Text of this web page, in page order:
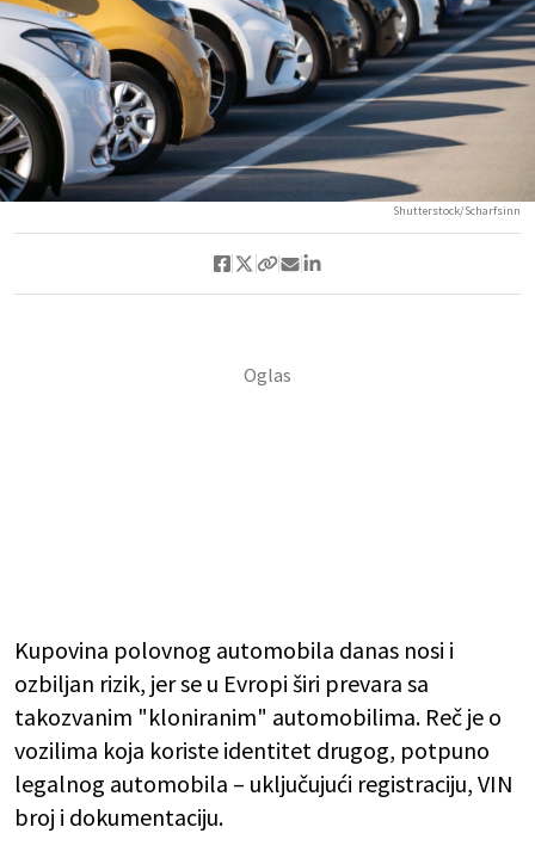
Shutterstock/Scharfsinn
Kupovina polovnog automobila danas nosi i
ozbiljan rizik, jer se u Evropi širi prevara sa
takozvanim "kloniranim" automobilima. Reč je o
vozilima koja koriste identitet drugog, potpuno
legalnog automobila – uključujući registraciju, VIN
broj i dokumentaciju.